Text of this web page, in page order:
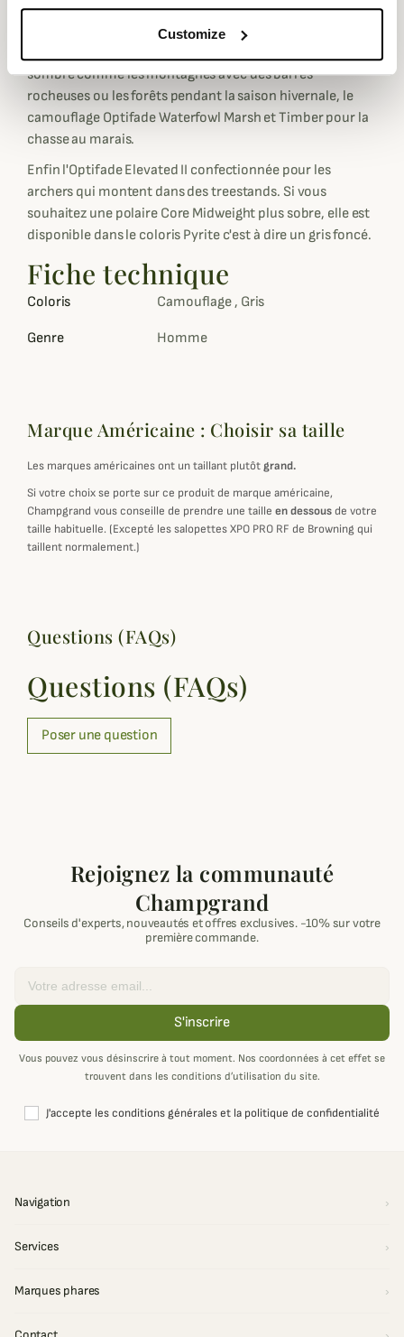
Customize
tout d'abord l'Optifade Subalpine conçu pour des
chasses où la nature est verdoyante. Ensuite l'Optifade
sombre comme les montagnes avec des barres
rocheuses ou les forêts pendant la saison hivernale, le
camouflage Optifade Waterfowl Marsh et Timber pour la
chasse au marais.
Enfin l'Optifade Elevated II confectionnée pour les
archers qui montent dans des treestands. Si vous
souhaitez une polaire Core Midweight plus sobre, elle est
disponible dans le coloris Pyrite c'est à dire un gris foncé.
Fiche technique
Coloris Camouflage , Gris
Genre Homme
Marque Américaine : Choisir sa taille
Les marques américaines ont un taillant plutôt grand.
Si votre choix se porte sur ce produit de marque américaine,
Champgrand vous conseille de prendre une taille en dessousde votre
taille habituelle. (Excepté les salopettes XPO PRO RF de Browning qui
taillent normalement.)
Questions (FAQs)
Questions (FAQs)
Poser une question
Rejoignez la communauté
Champgrand
Conseils d'experts, nouveautés et offres exclusives. -10% sur votre
première commande.
S'inscrire
Vous pouvez vous désinscrire à tout moment. Nos coordonnées à cet effet se
trouvent dans les conditions d’utilisation du site.
J'accepte les conditions générales et la politique de confidentialité
Navigation
Services
Marques phares